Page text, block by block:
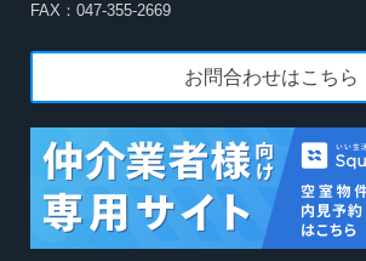
FAX：047-355-2669
お問合わせはこちら